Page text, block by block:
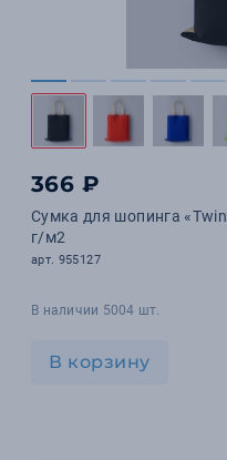
366 ₽
Сумка для шопинга
г/м2
арт. 955127
В наличии 5004 шт.
В корзину